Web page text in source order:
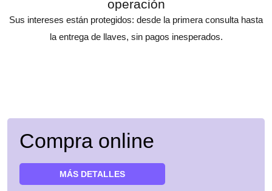
operación
Sus intereses están protegidos: desde la primera consulta hasta
la entrega de llaves, sin pagos inesperados.
Compra online
MÁS DETALLES